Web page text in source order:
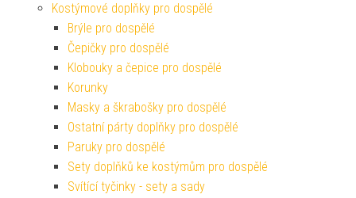
Kostýmové doplňky pro dospělé
Brýle pro dospělé
Čepičky pro dospělé
Klobouky a čepice pro dospělé
Korunky
Masky a škrabošky pro dospělé
Ostatní párty doplňky pro dospělé
Paruky pro dospělé
Sety doplňků ke kostýmům pro dospělé
Svítící tyčinky - sety a sady